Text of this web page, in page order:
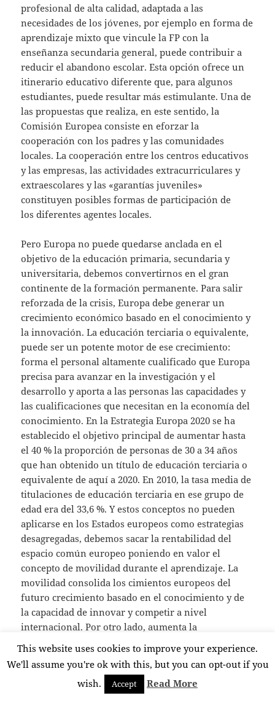
profesional de alta calidad, adaptada a las
necesidades de los jóvenes, por ejemplo en forma de
aprendizaje mixto que vincule la FP con la
enseñanza secundaria general, puede contribuir a
reducir el abandono escolar. Esta opción ofrece un
itinerario educativo diferente que, para algunos
estudiantes, puede resultar más estimulante. Una de
las propuestas que realiza, en este sentido, la
Comisión Europea consiste en eforzar la
cooperación con los padres y las comunidades
locales. La cooperación entre los centros educativos
y las empresas, las actividades extracu­rriculares y
extraescolares y las «garantías juveniles»
constituyen posibles formas de participación de
los diferentes agentes locales.
Pero Europa no puede quedarse anclada en el
objetivo de la educación primaria, secundaria y
universitaria, debemos convertirnos en el gran
continente de la formación permanente. Para salir
reforzada de la crisis, Europa debe generar un
crecimiento económico basado en el conocimiento y
la innovación. La educación terciaria o equivalente,
puede ser un potente motor de ese crecimiento:
forma el personal altamente cualificado que Europa
precisa para avanzar en la investigación y el
desarrollo y aporta a las personas las capacidades y
las cualificaciones que necesitan en la economía del
conocimiento. En la Estrategia Europa 2020 se ha
establecido el objetivo principal de aumentar hasta
el 40 % la propor­ción de personas de 30 a 34 años
que han obtenido un título de educación terciaria o
equivalente de aquí a 2020. En 2010, la tasa media de
titulaciones de educación terciaria en ese grupo de
edad era del 33,6 %. Y estos conceptos no pueden
aplicarse en los Estados europeos como estrategias
desagregadas, debemos sacar la rentabilidad del
espacio común europeo poniendo en valor el
concepto de movilidad durante el aprendizaje. La
movilidad consolida los cimientos europeos del
futuro crecimiento basado en el conocimiento y de
la capacidad de innovar y competir a nivel
internacional. Por otro lado, aumenta la
desarrollo personal y es valorada por los
empleadores. Sin embargo, las actuales tasas de
movilidad no se corresponden con los beneficios
This website uses cookies to improve your experience.
We'll assume you're ok with this, but you can opt-out if you
wish.
Accept Read More